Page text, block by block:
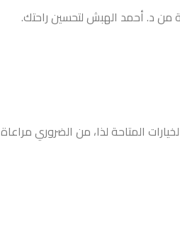
من د. أحمد الهبش لتحسين راحتك.
المتاحة لذا، من الضروري مراعاة